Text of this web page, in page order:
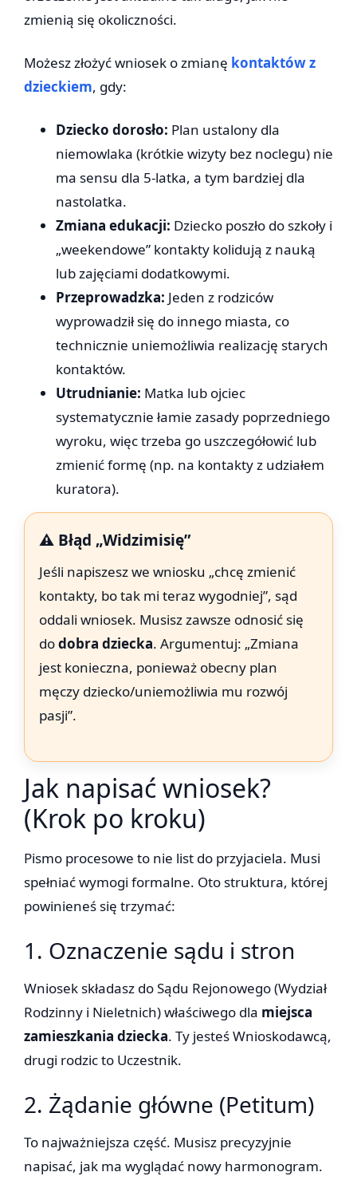
zmienią się okoliczności.
Możesz złożyć wniosek o zmianę kontaktów z
dzieckiem, gdy:
Dziecko dorosło: Plan ustalony dla
niemowlaka (krótkie wizyty bez noclegu) nie
ma sensu dla 5-latka, a tym bardziej dla
nastolatka.
Zmiana edukacji: Dziecko poszło do szkoły i
„weekendowe” kontakty kolidują z nauką
lub zajęciami dodatkowymi.
Przeprowadzka: Jeden z rodziców
wyprowadził się do innego miasta, co
technicznie uniemożliwia realizację starych
kontaktów.
Utrudnianie: Matka lub ojciec
systematycznie łamie zasady poprzedniego
wyroku, więc trzeba go uszczegółowić lub
zmienić formę (np. na kontakty z udziałem
kuratora).
⚠️ Błąd „Widzimisię”
Jeśli napiszesz we wniosku „chcę zmienić
kontakty, bo tak mi teraz wygodniej”, sąd
oddali wniosek. Musisz zawsze odnosić się
dodobra dziecka. Argumentuj: „Zmiana
jest konieczna, ponieważ obecny plan
męczy dziecko/uniemożliwia mu rozwój
pasji”.
Jak napisać wniosek?
(Krok po kroku)
Pismo procesowe to nie list do przyjaciela. Musi
spełniać wymogi formalne. Oto struktura, której
powinieneś się trzymać:
1. Oznaczenie sądu i stron
Wniosek składasz do Sądu Rejonowego (Wydział
Rodzinny i Nieletnich) właściwego dla miejsca
zamieszkania dziecka. Ty jesteś Wnioskodawcą,
drugi rodzic to Uczestnik.
2. Żądanie główne (Petitum)
To najważniejsza część. Musisz precyzyjnie
napisać, jak ma wyglądać nowy harmonogram.